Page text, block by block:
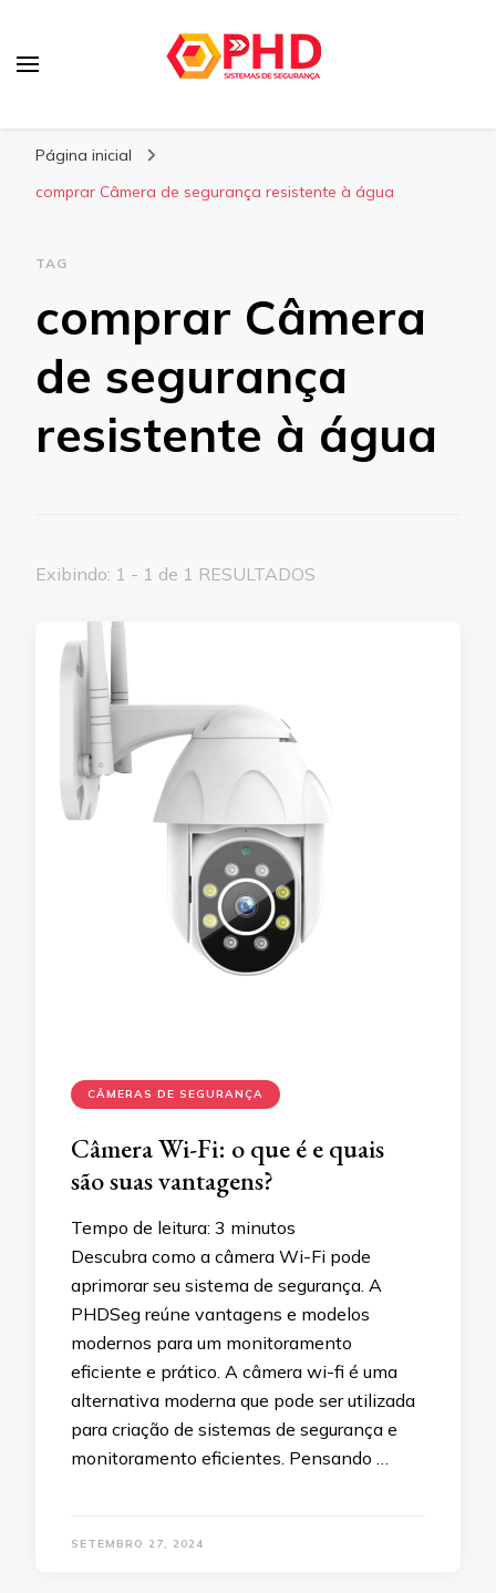
Página inicial
comprar Câmera de segurança resistente à água
TAG
comprar Câmera
de segurança
resistente à água
Exibindo: 1 - 1 de 1 RESULTADOS
CÂMERAS DE SEGURANÇA
Câmera Wi-Fi: o que é e quais
são suas vantagens?
Tempo de leitura: 3 minutos
Descubra como a câmera Wi-Fi pode
aprimorar seu sistema de segurança. A
PHDSeg reúne vantagens e modelos
modernos para um monitoramento
eficiente e prático. A câmera wi-fi é uma
alternativa moderna que pode ser utilizada
para criação de sistemas de segurança e
monitoramento eficientes. Pensando …
SETEMBRO 27, 2024